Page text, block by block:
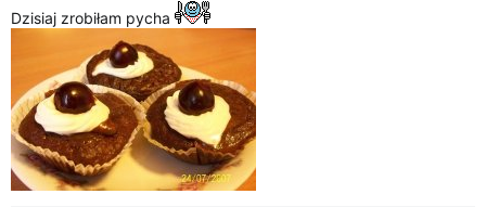
Dzisiaj zrobiłam pycha